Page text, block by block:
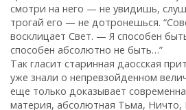
смотри на него — не увидишь,
трогай его — не дотронешься.
восклицает Свет. — Я способен
способен абсолютно не быть…”
Так гласит старинная даосская
уже знали о непревзойденном
еще только доказывает
материя, абсолютная Тьма, Ничто,